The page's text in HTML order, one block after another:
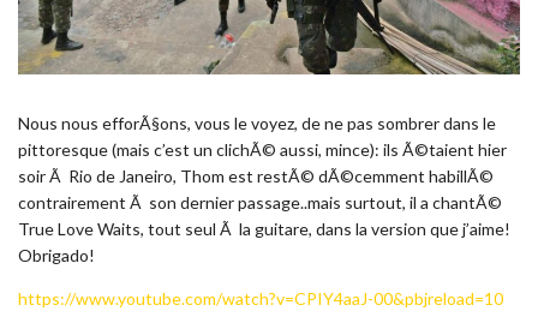
Nous nous efforÃ§ons, vous le voyez, de ne pas sombrer dans le
pittoresque (mais c’est un clichÃ© aussi, mince): ils Ã©taient hier
soir Ã Rio de Janeiro, Thom est restÃ© dÃ©cemment habillÃ©
contrairement Ã son dernier passage..mais surtout, il a chantÃ©
True Love Waits, tout seul Ã la guitare, dans la version que j’aime!
Obrigado!
https://www.youtube.com/watch?v=CPIY4aaJ-00&pbjreload=10